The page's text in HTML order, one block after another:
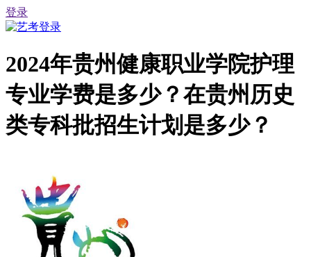
登录
2024年贵州健康职业学院护理
专业学费是多少？在贵州历史
类专科批招生计划是多少？